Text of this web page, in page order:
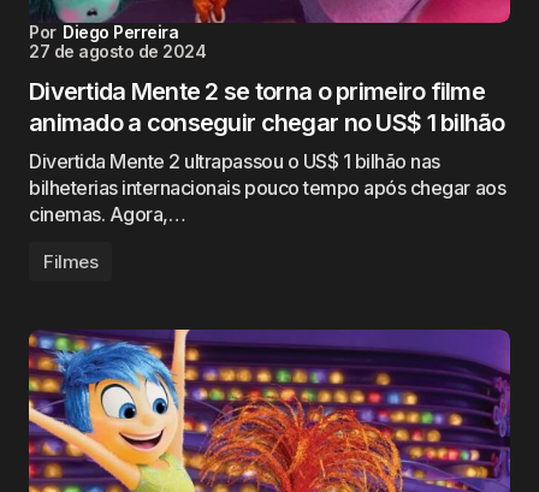
Por Diego Perreira
27 de agosto de 2024
Divertida Mente 2 se torna o primeiro filme
animado a conseguir chegar no US$ 1 bilhão
Divertida Mente 2 ultrapassou o US$ 1 bilhão nas
bilheterias internacionais pouco tempo após chegar aos
cinemas. Agora,…
Filmes